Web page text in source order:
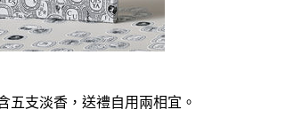
五支淡香，送禮自用兩相宜。